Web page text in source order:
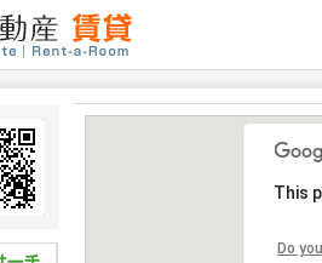
This
Do